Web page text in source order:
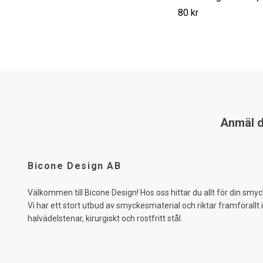
80 kr
Anmäl
Bicone Design AB
Välkommen till Bicone Design! Hos oss hittar du allt för din
Vi har ett stort utbud av smyckesmaterial och riktar framförallt
halvädelstenar, kirurgiskt och rostfritt stål.